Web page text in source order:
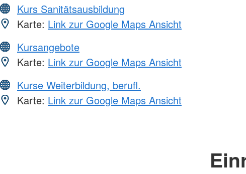
Kurs Sanitätsausbildung
Karte: Link zur Google Maps Ansicht
Kursangebote
Karte: Link zur Google Maps Ansicht
Kurse Weiterbildung, berufl.
Karte: Link zur Google Maps Ansicht